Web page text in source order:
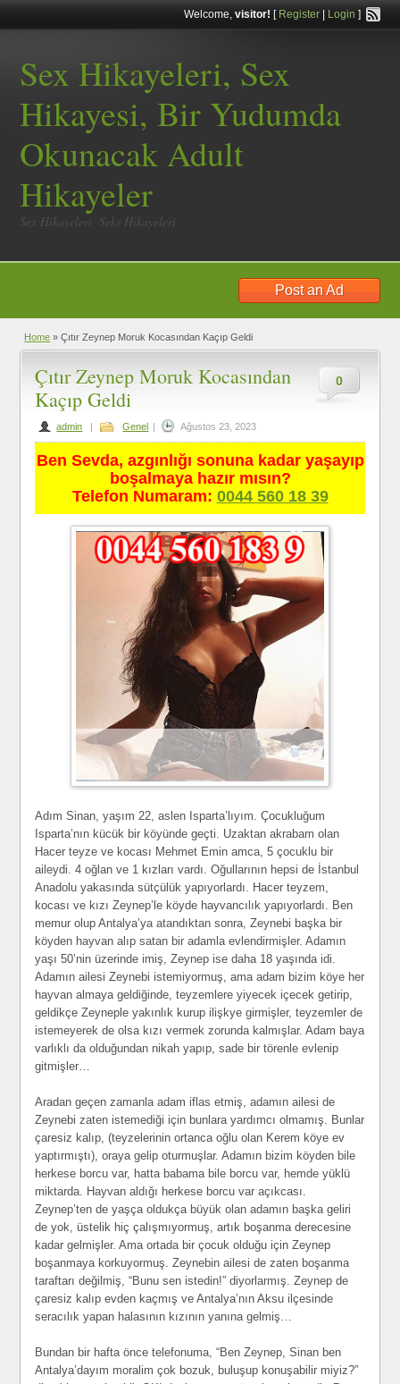
Welcome, visitor! [ Register| Login ]
Sex Hikayeleri, Sex
Hikayesi, Bir Yudumda
Okunacak Adult
Hikayeler
Sex Hikayeleri, Seks Hikayeleri
Post an Ad
Home » Çıtır Zeynep Moruk Kocasından Kaçıp Geldi
0
Çıtır Zeynep Moruk Kocasından
Kaçıp Geldi
admin | Genel | Ağustos 23, 2023
Ben Sevda, azgınlığı sonuna kadar yaşayıp
boşalmaya hazır mısın?
Telefon Numaram: 0044 560 18 39
Adım Sinan, yaşım 22, aslen Isparta’lıyım. Çocukluğum
Isparta’nın kücük bir köyünde geçti. Uzaktan akrabam olan
Hacer teyze ve kocası Mehmet Emin amca, 5 çocuklu bir
aileydi. 4 oğlan ve 1 kızları vardı. Oğullarının hepsi de İstanbul
Anadolu yakasında sütçülük yapıyorlardı. Hacer teyzem,
kocası ve kızı Zeynep’le köyde hayvancılık yapıyorlardı. Ben
memur olup Antalya’ya atandıktan sonra, Zeynebi başka bir
köyden hayvan alıp satan bir adamla evlendirmişler. Adamın
yaşı 50’nin üzerinde imiş, Zeynep ise daha 18 yaşında idi.
Adamın ailesi Zeynebi istemiyormuş, ama adam bizim köye her
hayvan almaya geldiğinde, teyzemlere yiyecek içecek getirip,
geldikçe Zeyneple yakınlık kurup ilişkye girmişler, teyzemler de
istemeyerek de olsa kızı vermek zorunda kalmışlar. Adam baya
varlıklı da olduğundan nikah yapıp, sade bir törenle evlenip
gitmişler…
Aradan geçen zamanla adam iflas etmiş, adamın ailesi de
Zeynebi zaten istemediği için bunlara yardımcı olmamış. Bunlar
çaresiz kalıp, (teyzelerinin ortanca oğlu olan Kerem köye ev
yaptırmıştı), oraya gelip oturmuşlar. Adamın bizim köyden bile
herkese borcu var, hatta babama bile borcu var, hemde yüklü
miktarda. Hayvan aldığı herkese borcu var açıkcası.
Zeynep’ten de yaşça oldukça büyük olan adamın başka geliri
de yok, üstelik hiç çalışmıyormuş, artık boşanma derecesine
kadar gelmişler. Ama ortada bir çocuk olduğu için Zeynep
boşanmaya korkuyormuş. Zeynebin ailesi de zaten boşanma
taraftarı değilmiş, “Bunu sen istedin!” diyorlarmış. Zeynep de
çaresiz kalıp evden kaçmış ve Antalya’nın Aksu ilçesinde
seracılık yapan halasının kızının yanına gelmiş…
Bundan bir hafta önce telefonuma, “Ben Zeynep, Sinan ben
Antalya’dayım moralim çok bozuk, buluşup konuşabilir miyiz?”